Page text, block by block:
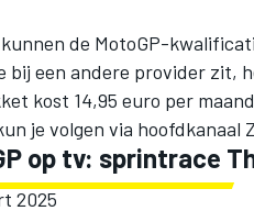
de MotoGP-
bij een andere provider zit,
kost 14,95 euro per
je volgen via hoofdkanaal
op tv: sprintrace
2025